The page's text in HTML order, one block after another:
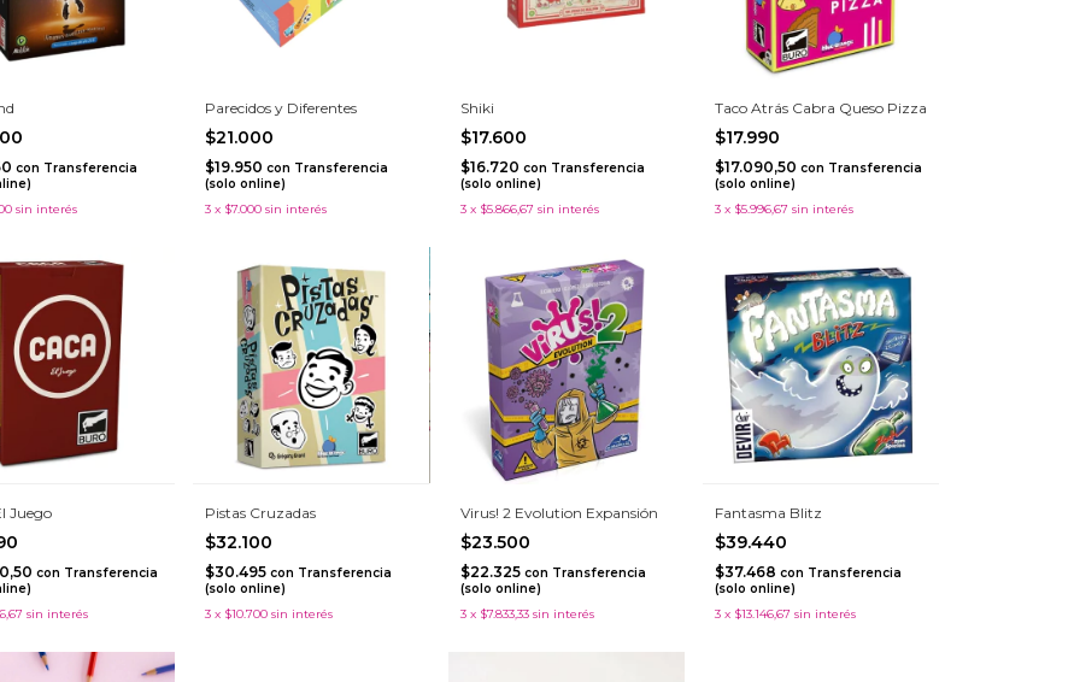
con Transferencia
sin interés
Parecidos y Diferentes
$21.000
$19.950con Transferencia
(solo online)
3 x $7.000 sin interés
Shiki
$17.600
$16.720 con Transferencia
(solo online)
3 x $5.866,67 sin interés
Taco Atrás Cabra Queso Pizza
$17.990
$17.090,50 con Transferencia
(solo online)
3 x $5.996,67 sin interés
Juego
con Transferencia
sin interés
Pistas Cruzadas
$32.100
$30.495con Transferencia
(solo online)
3 x $10.700 sin interés
Virus! 2 Evolution Expansión
$23.500
$22.325 con Transferencia
(solo online)
3 x $7.833,33 sin interés
Fantasma Blitz
$39.440
$37.468 con Transferencia
(solo online)
3 x $13.146,67 sin interés